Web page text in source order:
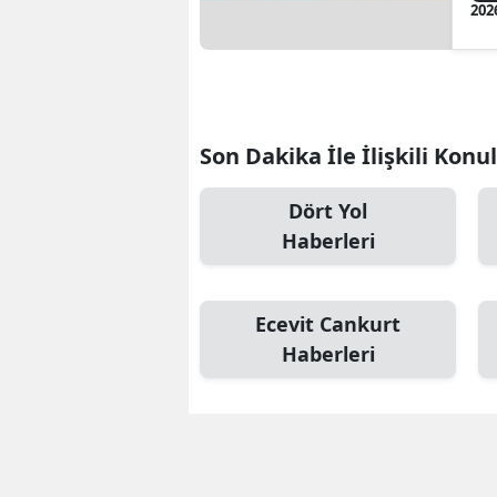
Son Dakika İle İlişkili
Dört Yol
Haberleri
Ecevit Cankurt
Haberleri